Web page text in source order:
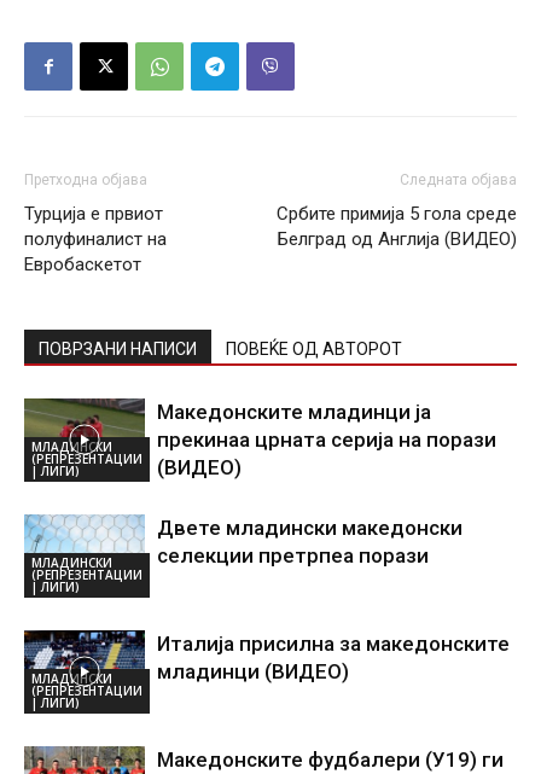
Претходна објава
Турција е првиот
полуфиналист на
Евробаскетот
Следната објава
Србите примија 5 гола среде
Белград од Англија (ВИДЕО)
ПОВРЗАНИ НАПИСИ ПОВЕЌЕ ОД АВТОРОТ
МЛАДИНСКИ
(РЕПРЕЗЕНТАЦИИ
| ЛИГИ)
Македонските младинци ја
прекинаа црната серија на порази
(ВИДЕО)
МЛАДИНСКИ
(РЕПРЕЗЕНТАЦИИ
| ЛИГИ)
Двете младински македонски
селекции претрпеа порази
МЛАДИНСКИ
(РЕПРЕЗЕНТАЦИИ
| ЛИГИ)
Италија присилна за македонските
младинци (ВИДЕО)
Македонските фудбалери (У19) ги